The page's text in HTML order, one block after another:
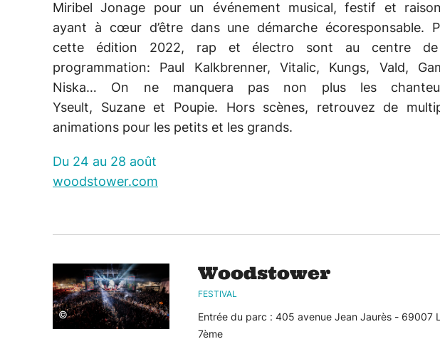
Miribel Jonage pour un événement musical, festif et
ayant à cœur d’être dans une démarche écoresponsable.
cette édition 2022, rap et électro sont au centre
programmation: Paul Kalkbrenner, Vitalic, Kungs, Vald,
Niska… On ne manquera pas non plus les
Yseult, Suzane et Poupie. Hors scènes, retrouvez de
animations pour les petits et les grands.
Du 24 au 28 août
woodstower.com
©
Woodstower
FESTIVAL
Entrée du parc : 405 avenue Jean Jaurès - 69007
7ème